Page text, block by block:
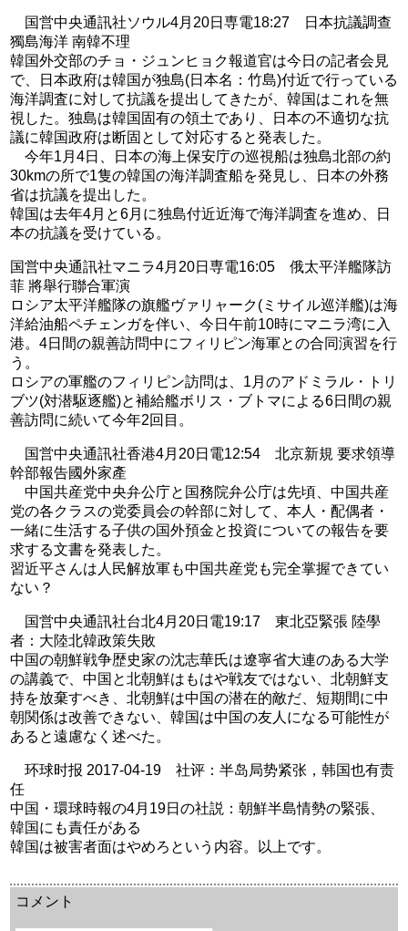
国営中央通訊社ソウル4月20日専電18:27 日本抗議調查
獨島海洋 南韓不理
韓国外交部のチョ・ジュンヒョク報道官は今日の記者会見
で、日本政府は韓国が独島(日本名：竹島)付近で行っている
海洋調査に対して抗議を提出してきたが、韓国はこれを無
視した。独島は韓国固有の領土であり、日本の不適切な抗
議に韓国政府は断固として対応すると発表した。
今年1月4日、日本の海上保安庁の巡視船は独島北部の約
30kmの所で1隻の韓国の海洋調査船を発見し、日本の外務
省は抗議を提出した。
韓国は去年4月と6月に独島付近近海で海洋調査を進め、日
本の抗議を受けている。
国営中央通訊社マニラ4月20日専電16:05 俄太平洋艦隊訪
菲 將舉行聯合軍演
ロシア太平洋艦隊の旗艦ヴァリャーク(ミサイル巡洋艦)は海
洋給油船ペチェンガを伴い、今日午前10時にマニラ湾に入
港。4日間の親善訪問中にフィリピン海軍との合同演習を行
う。
ロシアの軍艦のフィリピン訪問は、1月のアドミラル・トリ
ブツ(対潜駆逐艦)と補給艦ボリス・ブトマによる6日間の親
善訪問に続いて今年2回目。
国営中央通訊社香港4月20日電12:54 北京新規 要求領導
幹部報告國外家產
中国共産党中央弁公庁と国務院弁公庁は先頃、中国共産
党の各クラスの党委員会の幹部に対して、本人・配偶者・
一緒に生活する子供の国外預金と投資についての報告を要
求する文書を発表した。
習近平さんは人民解放軍も中国共産党も完全掌握できてい
ない？
国営中央通訊社台北4月20日電19:17 東北亞緊張 陸學
者：大陸北韓政策失敗
中国の朝鮮戦争歴史家の沈志華氏は遼寧省大連のある大学
の講義で、中国と北朝鮮はもはや戦友ではない、北朝鮮支
持を放棄すべき、北朝鮮は中国の潜在的敵だ、短期間に中
朝関係は改善できない、韓国は中国の友人になる可能性が
あると遠慮なく述べた。
环球时报 2017-04-19 社评：半岛局势紧张，韩国也有责
任
中国・環球時報の4月19日の社説：朝鮮半島情勢の緊張、
韓国にも責任がある
韓国は被害者面はやめろという内容。以上です。
コメント